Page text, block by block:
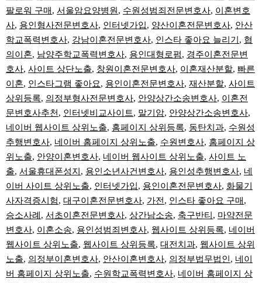
팔로워 구매 , 서울암요양병원 , 수원성범죄전문변호사, 이혼변호
사, 용인형사전문변호사, 인터넷가입, 양산이혼전문변호사, 안산
학교폭력변호사, 강남이혼전문변호사, 인스타 좋아요 늘리기 , 협
의이혼, 남양주학교폭력변호사, 용인대형로펌, 경주이혼전문변
호사, 사이트 상단노출, 창원이혼전문변호사, 이혼재산분할, 빠른
이혼, 인스타그램 좋아요, 용인이혼전문변호사, 재산분할, 사이트
상위등록, 의정부형사전문변호사, 안양상간소송변호사, 이혼전
문변호사추천 , 인터넷비교사이트, 말기암, 안양상간소송변호사,
네이버 웹사이트 상위노출, 홈페이지 상위등록, 동탄치과, 수원성
추행변호사, 네이버 홈페이지 상위노출, 수원변호사, 홈페이지 상
위노출, 안양이혼변호사, 네이버 웹사이트 상위노출, 사이트 노
출, 서울휴대폰성지 , 용인소년사건변호사, 용인성추행변호사, 네
이버 사이트 상위노출, 인터넷가입, 용인이혼전문변호사, 화물기
사자격증시험, 대구이혼전문변호사, 가전 , 인스타 좋아요 구매 ,
승소사례 , 서초이혼전문변호사, 상간남소송, 축구반티 , 마약전문
변호사, 이혼소송, 용인성범죄변호사, 웹사이트 상위등록, 네이버
웹사이트 상위노출, 웹사이트 상위등록, 대전치과, 웹사이트 상위
노출, 의정부이혼변호사, 안산이혼변호사, 의정부법무법인 , 네이
버 홈페이지 상위노출, 수원학교폭력변호사, 네이버 홈페이지 상